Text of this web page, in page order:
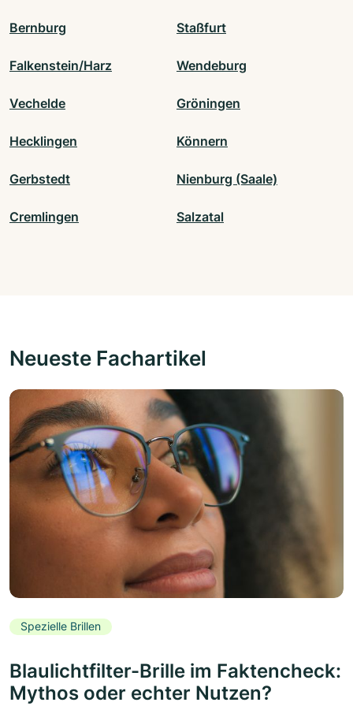
Bernburg Staßfurt
Falkenstein/Harz Wendeburg
Vechelde Gröningen
Hecklingen Könnern
Gerbstedt Nienburg (Saale)
Cremlingen Salzatal
Neueste Fachartikel
Spezielle Brillen
Blaulichtfilter-Brille im Faktencheck:
Mythos oder echter Nutzen?